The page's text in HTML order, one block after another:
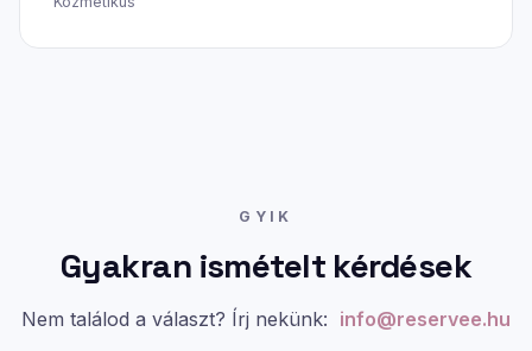
GYIK
Gyakran ismételt kérdések
Nem találod a választ? Írj nekünk: info@reservee.hu